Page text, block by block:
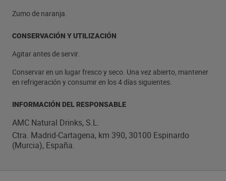
Zumo de naranja.
CONSERVACIÓN Y UTILIZACIÓN
Agitar antes de servir.
Conservar en un lugar fresco y seco. Una vez abierto, mantener
en refrigeración y consumir en los 4 días siguientes.
INFORMACIÓN DEL RESPONSABLE
AMC Natural Drinks, S.L.
Ctra. Madrid-Cartagena, km 390, 30100 Espinardo
(Murcia), España.